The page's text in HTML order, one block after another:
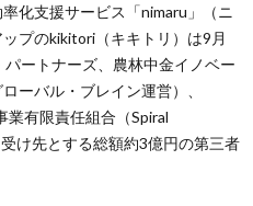
化支援サービス「nimaru」（ニ
プのkikitori（キキトリ）は9月
ートナーズ、農林中金イノベー
ーバル・ブレイン運営）、
業有限責任組合（Spiral
け先とする総額約3億円の第三者